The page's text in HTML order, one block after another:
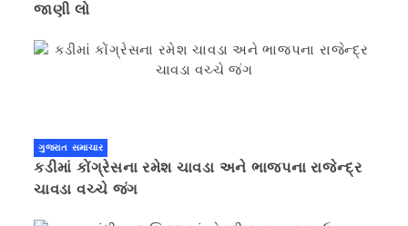
જાણી લો
ગુજરાત સમાચાર
કડીમાં કોંગ્રેસના રમેશ ચાવડા અને ભાજપના રાજેન્દ્ર
ચાવડા વચ્ચે જંગ